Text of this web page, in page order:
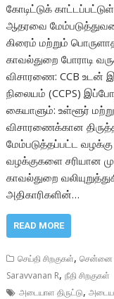
கோடிட்டுக்
ஆதரவை
கிரைம் மற்றும்
காவல்துறை போராடி
விசாரணை: CCB உடன்
நிலையம் (CCPS)
கையாளும்: உள்ளூர்
விசாரணைக்கான
மேம்படுத்தப்பட்ட
வழக்குகளை சரியான
காவல்துறை
அதிகாரிகளின்…
READ MORE
செய்தி சிறகுகள்,சென்னை
Saravvanan R,நீதி சிறகுகள்
அடையாள திருட்டு,